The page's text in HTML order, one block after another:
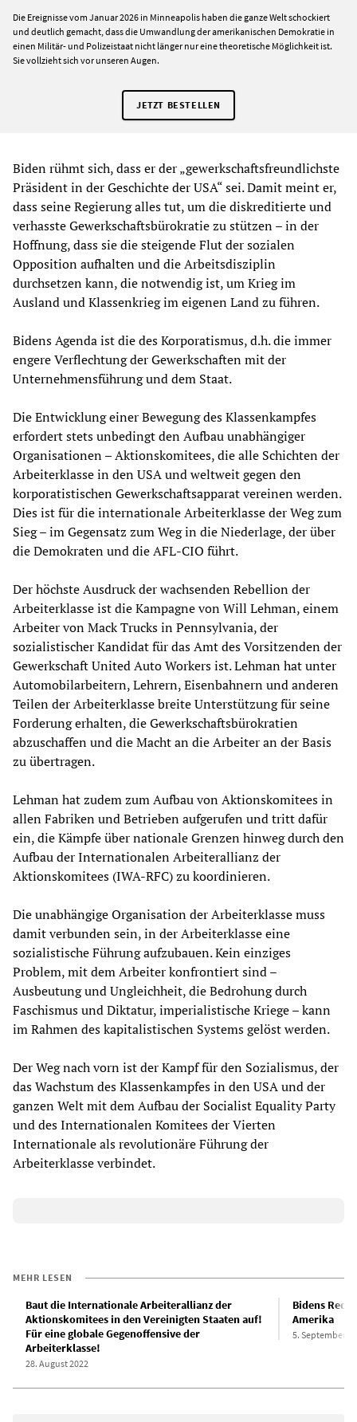
Die Ereignisse vom Januar 2026 in Minneapolis haben die ganze Welt schockiert
und deutlich gemacht, dass die Umwandlung der amerikanischen Demokratie in
einen Militär- und Polizeistaat nicht länger nur eine theoretische Möglichkeit ist.
Sie vollzieht sich vor unseren Augen.
JETZT BESTELLEN
Biden rühmt sich, dass er der „gewerkschaftsfreundlichste
Präsident in der Geschichte der USA“ sei. Damit meint er,
dass seine Regierung alles tut, um die diskreditierte und
verhasste Gewerkschaftsbürokratie zu stützen – in der
Hoffnung, dass sie die steigende Flut der sozialen
Opposition aufhalten und die Arbeitsdisziplin
durchsetzen kann, die notwendig ist, um Krieg im
Ausland und Klassenkrieg im eigenen Land zu führen.
Bidens Agenda ist die des Korporatismus, d.h. die immer
engere Verflechtung der Gewerkschaften mit der
Unternehmensführung und dem Staat.
Die Entwicklung einer Bewegung des Klassenkampfes
erfordert stets unbedingt den Aufbau unabhängiger
Organisationen – Aktionskomitees, die alle Schichten der
Arbeiterklasse in den USA und weltweit gegen den
korporatistischen Gewerkschaftsapparat vereinen werden.
Dies ist für die internationale Arbeiterklasse der Weg zum
Sieg – im Gegensatz zum Weg in die Niederlage, der über
die Demokraten und die AFL-CIO führt.
Der höchste Ausdruck der wachsenden Rebellion der
Arbeiterklasse ist die Kampagne von Will Lehman, einem
Arbeiter von Mack Trucks in Pennsylvania, der
sozialistischer Kandidat für das Amt des Vorsitzenden der
Gewerkschaft United Auto Workers ist. Lehman hat unter
Automobilarbeitern, Lehrern, Eisenbahnern und anderen
Teilen der Arbeiterklasse breite Unterstützung für seine
Forderung erhalten, die Gewerkschaftsbürokratien
abzuschaffen und die Macht an die Arbeiter an der Basis
zu übertragen.
Lehman hat zudem zum Aufbau von Aktionskomitees in
allen Fabriken und Betrieben aufgerufen und tritt dafür
ein, die Kämpfe über nationale Grenzen hinweg durch den
Aufbau der Internationalen Arbeiterallianz der
Aktionskomitees (IWA-RFC) zu koordinieren.
Die unabhängige Organisation der Arbeiterklasse muss
damit verbunden sein, in der Arbeiterklasse eine
sozialistische Führung aufzubauen. Kein einziges
Problem, mit dem Arbeiter konfrontiert sind –
Ausbeutung und Ungleichheit, die Bedrohung durch
Faschismus und Diktatur, imperialistische Kriege – kann
im Rahmen des kapitalistischen Systems gelöst werden.
Der Weg nach vorn ist der Kampf für den Sozialismus, der
das Wachstum des Klassenkampfes in den USA und der
ganzen Welt mit dem Aufbau der Socialist Equality Party
und des Internationalen Komitees der Vierten
Internationale als revolutionäre Führung der
Arbeiterklasse verbindet.
MEHR LESEN
Baut die Internationale Arbeiterallianz der
Aktionskomitees in den Vereinigten Staaten auf!
Für eine globale Gegenoffensive der
Arbeiterklasse!
28. August 2022
Bidens
Amerika
5. September